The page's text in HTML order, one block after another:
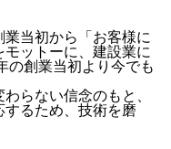
当初から「お客様に
ットーに、建設業に
の創業当初より今でも
らない信念のもと、
するため、技術を磨